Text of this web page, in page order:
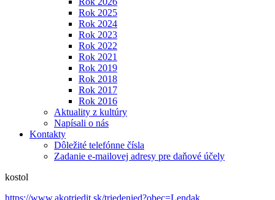
Rok 2025
Rok 2024
Rok 2023
Rok 2022
Rok 2021
Rok 2019
Rok 2018
Rok 2017
Rok 2016
Aktuality z kultúry
Napísali o nás
Kontakty
Dôležité telefónne čísla
Zadanie e-mailovej adresy pre daňové účely
kostol
https://www.akotriedit.sk/triedenied?obec=Lendak